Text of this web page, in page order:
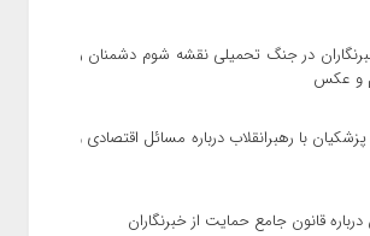
در جنگ تحمیلی نقشه شوم دشمنان را
و عکس
با رهبرانقلاب درباره مسائل اقتصادی و
قانون جامع حمایت از خبرنگاران